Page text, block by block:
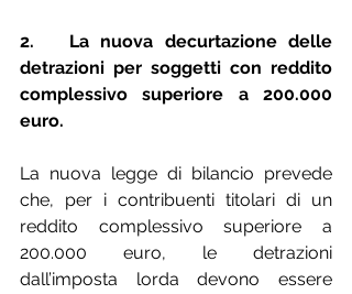
2.   La nuova decurtazione delle
detrazioni per soggetti con reddito
complessivo superiore a 200.000
euro.
La nuova legge di bilancio prevede
che, per i contribuenti titolari di un
reddito complessivo superiore a
200.000 euro, le detrazioni
dall’imposta lorda devono essere